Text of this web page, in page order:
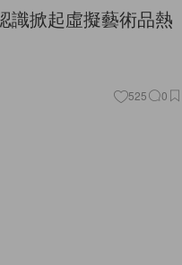
識掀起虛擬藝術品熱
525 0